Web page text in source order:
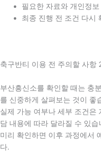
필요한 자료와 개인정
최종 진행 전 조건 다시
축구반티 이용 전 주의할 사
부산흥신소를 확인할 때는 충
를 신중하게 살펴보는 것이
실제 가능 여부나 세부 조건은
담 내용에 따라 달라질 수 있
미리 확인하면 이후 과정에서
다.